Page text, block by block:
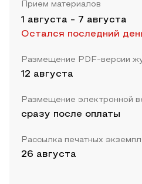
Прием материалов
1 августа - 7 августа
Остался последний
Размещение PDF-версии
12 августа
Размещение электронной
сразу после оплаты
Рассылка печатных
26 августа